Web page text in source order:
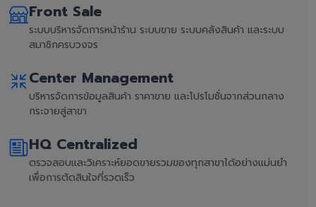
Front Sale
ระบบบริหารจัดการหน้าร้าน ระบบขาย ระบบคลังสินค้า และระบบ
สมาชิกครบวงจร
Center Management
บริหารจัดการข้อมูลสินค้า ราคาขาย และโปรโมชั่นจากส่วนกลาง
กระจายสู่สาขา
HQ Centralized
ตรวจสอบและวิเคราะห์ยอดขายรวมของทุกสาขาได้อย่างแม่นยำ
เพื่อการตัดสินใจที่รวดเร็ว